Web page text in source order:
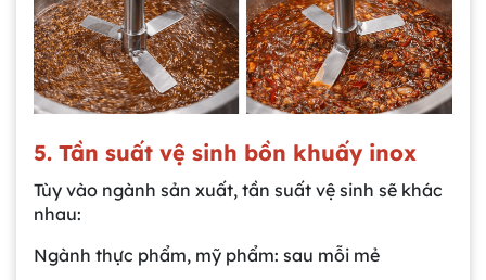
5. Tần suất vệ sinh bồn khuấy inox
Tùy vào ngành sản xuất, tần suất vệ sinh sẽ khác
nhau:
Ngành thực phẩm, mỹ phẩm: sau mỗi mẻ